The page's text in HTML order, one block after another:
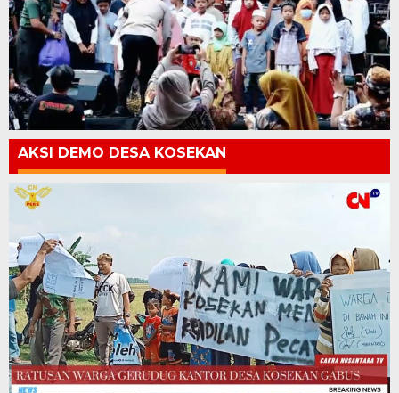
AKSI DEMO DESA KOSEKAN